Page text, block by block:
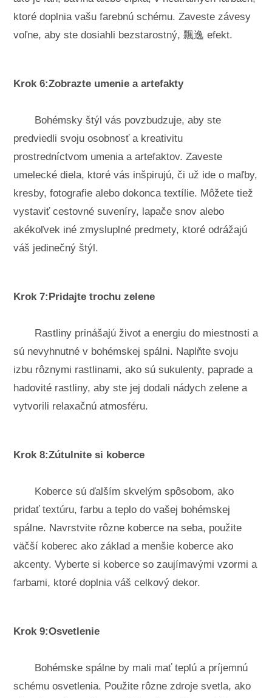
ktoré doplnia vašu farebnú schému. Zaveste závesy
voľne, aby ste dosiahli bezstarostný, 飄逸 efekt.
Krok 6:Zobrazte umenie a artefakty
Bohémsky štýl vás povzbudzuje, aby ste
predviedli svoju osobnosť a kreativitu
prostredníctvom umenia a artefaktov. Zaveste
umelecké diela, ktoré vás inšpirujú, či už ide o maľby,
kresby, fotografie alebo dokonca textílie. Môžete tiež
vystaviť cestovné suveníry, lapače snov alebo
akékoľvek iné zmysluplné predmety, ktoré odrážajú
váš jedinečný štýl.
Krok 7:Pridajte trochu zelene
Rastliny prinášajú život a energiu do miestnosti a
sú nevyhnutné v bohémskej spálni. Naplňte svoju
izbu rôznymi rastlinami, ako sú sukulenty, paprade a
hadovité rastliny, aby ste jej dodali nádych zelene a
vytvorili relaxačnú atmosféru.
Krok 8:Zútulnite si koberce
Koberce sú ďalším skvelým spôsobom, ako
pridať textúru, farbu a teplo do vašej bohémskej
spálne. Navrstvite rôzne koberce na seba, použite
väčší koberec ako základ a menšie koberce ako
akcenty. Vyberte si koberce so zaujímavými vzormi a
farbami, ktoré doplnia váš celkový dekor.
Krok 9:Osvetlenie
Bohémske spálne by mali mať teplú a príjemnú
schému osvetlenia. Použite rôzne zdroje svetla, ako